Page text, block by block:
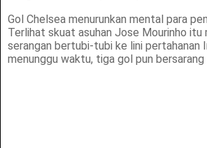
Gol Chelsea menurunkan mental para
Terlihat skuat asuhan Jose Mourinho itu
serangan bertubi-tubi ke lini pertahanan
menunggu waktu, tiga gol pun bersarang